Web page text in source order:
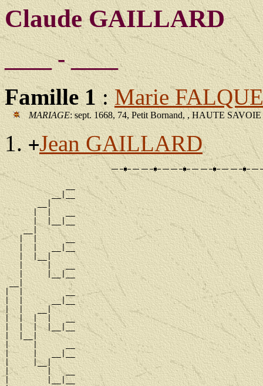
Claude GAILLARD
____ - ____
Famille 1:Marie
MARIAGE: sept. 1668, 74, Petit Bornand, , HAUTE SAVOIE
+Jean GAILLARD
             __
          __|__
       __|
      |  |   __
      |  |__|__
    __|
   |  |      __
   |  |   __|__
   |  |__|
   |     |   __
   |     |__|__
__|
|  |         __
|  |      __|__
|  |   __|
|  |  |  |   __
|  |  |  |__|__
|  |__|
|     |      __
|     |   __|__
|     |__|
|        |   __
|        |__|__